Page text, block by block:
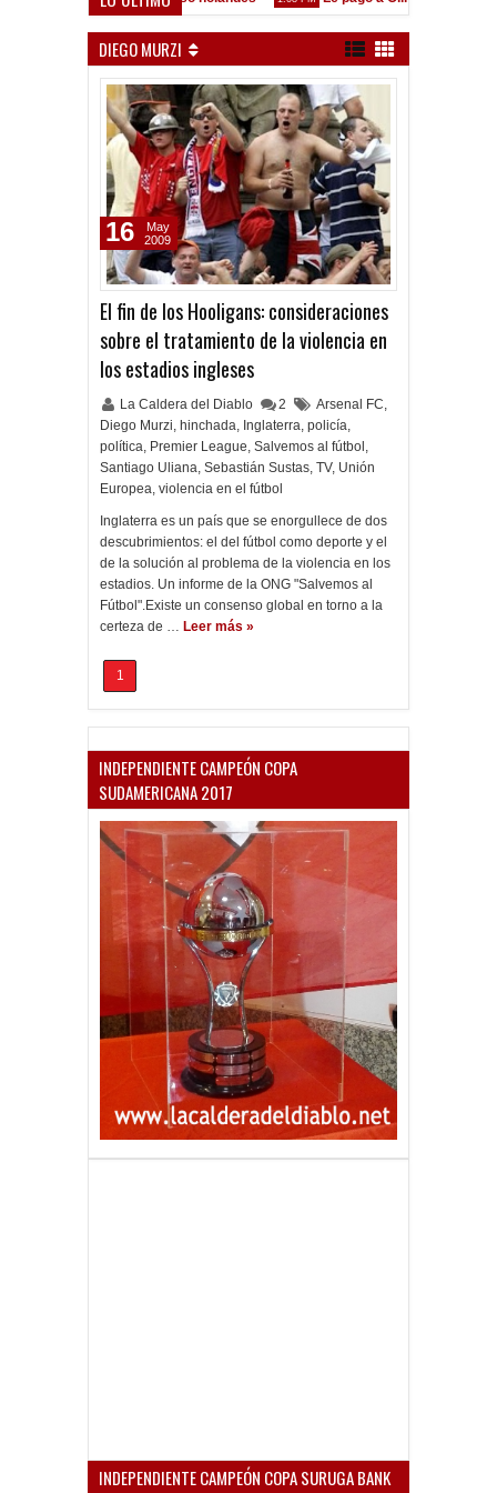
DIEGO MURZI
El fin de los Hooligans: consideraciones
sobre el tratamiento de la violencia en
los estadios ingleses
La Caldera del Diablo 2 Arsenal FC,
Diego Murzi, hinchada, Inglaterra, policía,
política, Premier League, Salvemos al fútbol ,
Santiago Uliana, Sebastián Sustas, TV, Unión
Europea, violencia en el fútbol
Inglaterra es un país que se enorgullece de dos
descubrimientos: el del fútbol como deporte y el
de la solución al problema de la violencia en los
estadios. Un informe de la ONG "Salvemos al
Fútbol".Existe un consenso global en torno a la
certeza de … Leer más »
16
May
2009
1
INDEPENDIENTE CAMPEÓN COPA
SUDAMERICANA 2017
INDEPENDIENTE CAMPEÓN COPA SURUGA BANK